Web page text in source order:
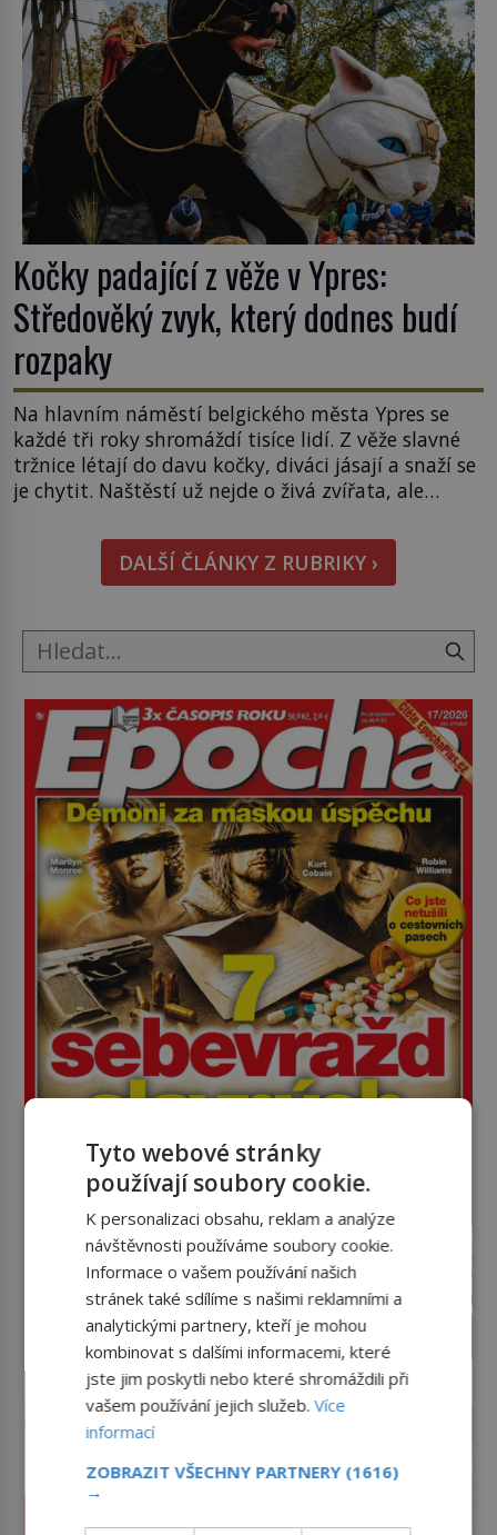
Kočky padající z věže v Ypres:
Středověký zvyk, který dodnes budí
rozpaky
Na hlavním náměstí belgického města Ypres se
každé tři roky shromáždí tisíce lidí. Z věže slavné
tržnice létají do davu kočky, diváci jásají a snaží se
je chytit. Naštěstí už nejde o živá zvířata, ale
Tato veselá podívaná připomíná jeden z
nejpodivnějších a zároveň nejkrutějších zvyků […]
DALŠÍ ČLÁNKY Z RUBRIKY ›
PROLISTOVAT ČASOPIS
reklama
Tyto webové stránky
používají soubory cookie.
K personalizaci obsahu, reklam a analýze
návštěvnosti používáme soubory cookie.
Informace o vašem používání našich
stránek také sdílíme s našimi reklamními a
analytickými partnery, kteří je mohou
kombinovat s dalšími informacemi, které
jste jim poskytli nebo které shromáždili při
vašem používání jejich služeb.Více
informací
ZOBRAZIT VŠECHNY PARTNERY (1616)
→